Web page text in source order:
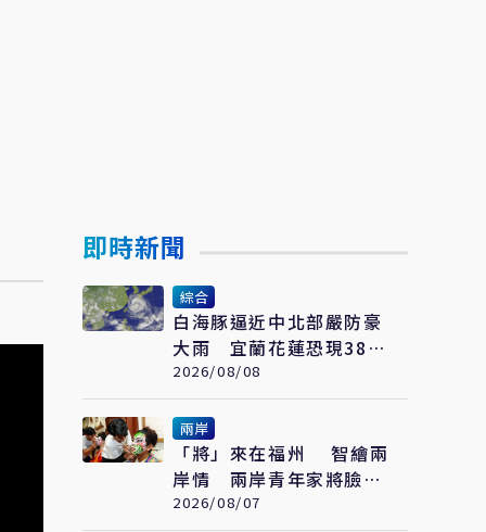
即時新聞
綜合
白海豚逼近中北部嚴防豪
大雨 宜蘭花蓮恐現38度
極端高溫
2026/08/08
兩岸
「將」來在福州 智繪兩
岸情 兩岸青年家將臉譜
繪畫大賽在福州開幕
2026/08/07